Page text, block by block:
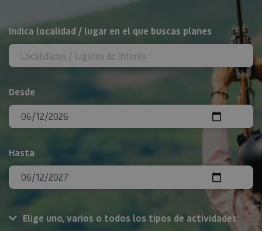
BUSCAR
Indica localidad / lugar en el que buscas planes
Desde
Hasta
Elige uno, varios o todos los tipos de actividades: